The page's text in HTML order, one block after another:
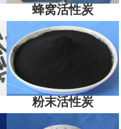
蜂窝活性炭
粉末活性炭